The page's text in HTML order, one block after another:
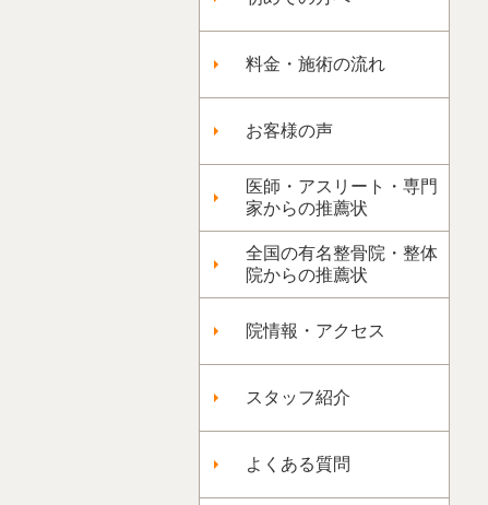
料金・施術の流れ
お客様の声
医師・アスリート・専門
家からの推薦状
全国の有名整骨院・整体
院からの推薦状
院情報・アクセス
スタッフ紹介
よくある質問